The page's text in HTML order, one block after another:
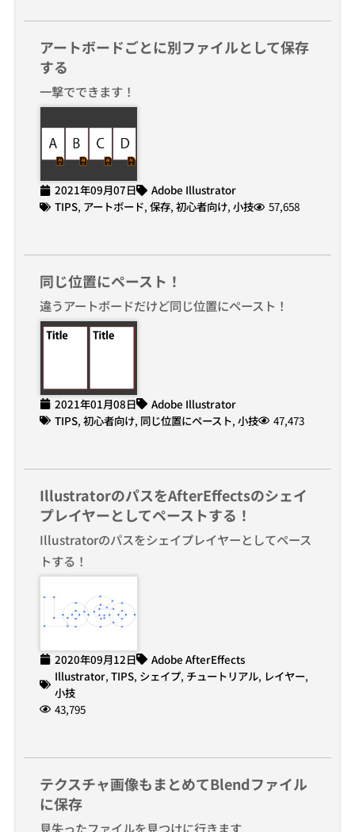
アートボードごとに別ファイルとして保存
する
一撃でできます！
2021年09月07日
Adobe Illustrator
TIPS, アートボード, 保存, 初心者向け, 小技 57,658
同じ位置にペースト！
違うアートボードだけど同じ位置にペースト！
2021年01月08日
Adobe Illustrator
TIPS, 初心者向け, 同じ位置にペースト, 小技 47,473
IllustratorのパスをAfterEffectsのシェイ
プレイヤーとしてペーストする！
Illustratorのパスをシェイプレイヤーとしてペース
トする！
2020年09月12日
Adobe AfterEffects
Illustrator, TIPS, シェイプ, チュートリアル, レイヤー,
小技
43,795
テクスチャ画像もまとめてBlendファイル
に保存
見失ったファイルを見つけに行きます